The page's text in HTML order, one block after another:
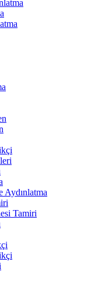
Aydınlatma
Tamiri